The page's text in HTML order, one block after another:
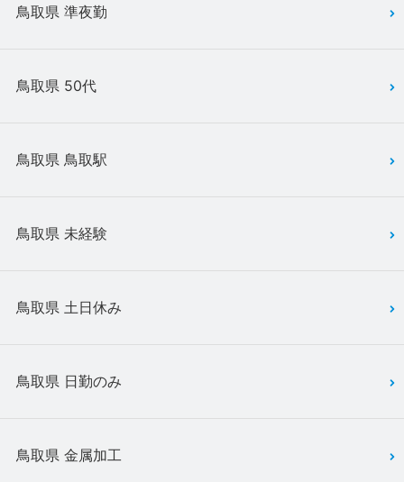
鳥取県 準夜勤
鳥取県 50代
鳥取県 鳥取駅
鳥取県 未経験
鳥取県 土日休み
鳥取県 日勤のみ
鳥取県 金属加工